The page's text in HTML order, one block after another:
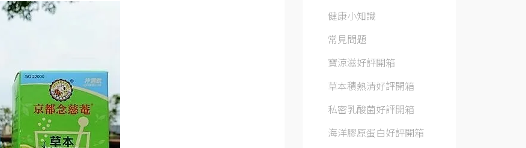
健康小知識
常見問題
寶涼滋好評開箱
草本積熱清好評開箱
私密乳酸菌好評開箱
海洋膠原蛋白好評開箱